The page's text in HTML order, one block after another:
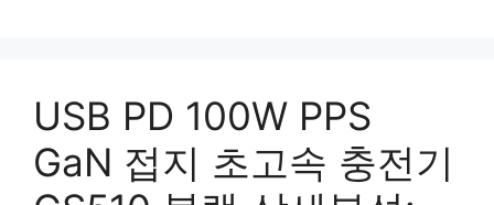
USB PD 100W PPS
GaN 접지 초고속 충전기